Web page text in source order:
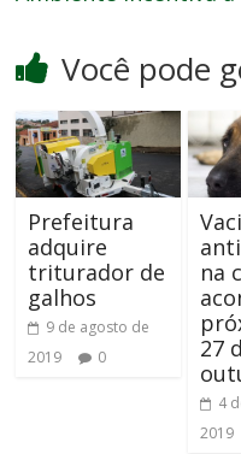
Você pode
Prefeitura
adquire
triturador de
galhos
9 de agosto de
2019
0
na
27
4
2019